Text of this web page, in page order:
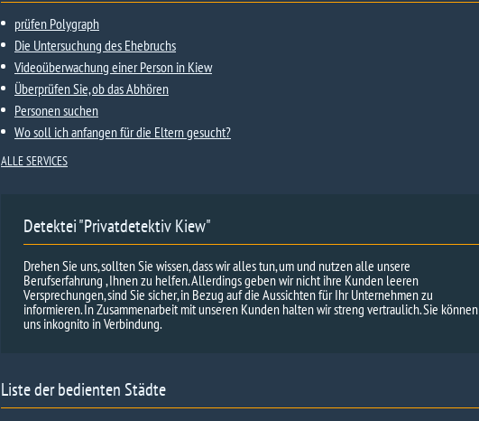
prüfen Polygraph
Die Untersuchung des Ehebruchs
Videoüberwachung einer Person in Kiew
Überprüfen Sie, ob das Abhören
Personen suchen
Wo soll ich anfangen für die Eltern gesucht?
ALLE SERVICES
Detektei "Privatdetektiv Kiew"
Drehen Sie uns, sollten Sie wissen, dass wir alles tun, um und nutzen alle unsere
Berufserfahrung , Ihnen zu helfen. Allerdings geben wir nicht ihre Kunden leeren
Versprechungen, sind Sie sicher, in Bezug auf die Aussichten für Ihr Unternehmen zu
informieren. In Zusammenarbeit mit unseren Kunden halten wir streng vertraulich. Sie können
uns inkognito in Verbindung.
Liste der bedienten Städte